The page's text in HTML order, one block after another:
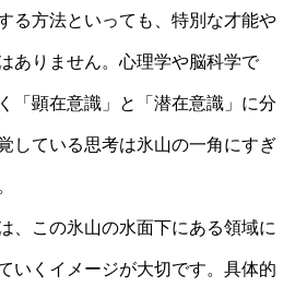
る方法といっても、特別な才能や
ありません。心理学や脳科学で
「顕在意識」と「潜在意識」に分
している思考は氷山の一角にすぎ
、この氷山の水面下にある領域に
いくイメージが大切です。具体的